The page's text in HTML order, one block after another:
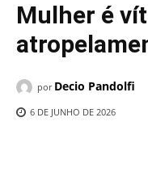
Mulher é
por Decio Pandolfi
6 DE JUNHO DE 2026